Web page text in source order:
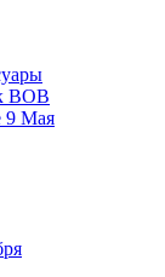
ВОВ
9 Мая